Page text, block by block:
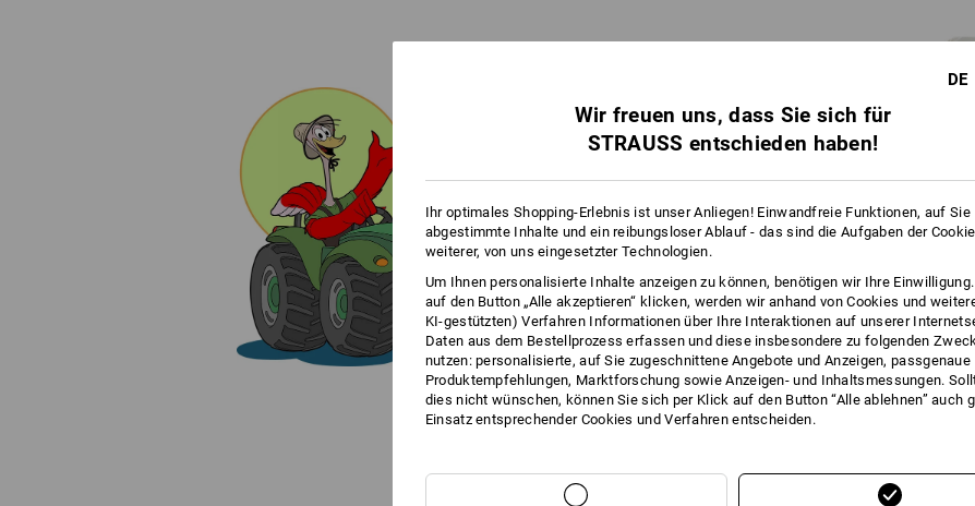
Engelbird ist ein Strauss.
Genauer: Ein Vogelstrauß.
Lange Geschichte: Schon Opa Engelbert hat
entschieden – der Strauß ziert seit hundert
Jahren das Familienlogo. In den Siebzigern
hat dann Sohn Norbert den Ur-Cartoon
entwickelt: Ein Proto-Engelbird weist in den
Strauss-Katalogen mit Witz und Weitsicht
auf Schnäppchen hin.
DE
Wir freuen uns, dass Sie sich für
STRAUSS entschieden haben!
Ihr optimales Shopping-Erlebnis ist unser Anliegen! Einwandfreie Funktionen, auf Sie
abgestimmte Inhalte und ein reibungsloser Ablauf - das sind die Aufgaben der
weiterer, von uns eingesetzter Technologien.
Um Ihnen personalisierte Inhalte anzeigen zu können, benötigen wir Ihre
auf den Button „Alle akzeptieren“ klicken, werden wir anhand von Cookies und
KI-gestützten) Verfahren Informationen über Ihre Interaktionen auf unserer
Daten aus dem Bestellprozess erfassen und diese insbesondere zu folgenden
nutzen: personalisierte, auf Sie zugeschnittene Angebote und Anzeigen, passgenaue
Produktempfehlungen, Marktforschung sowie Anzeigen- und Inhaltsmessungen.
dies nicht wünschen, können Sie sich per Klick auf den Button “Alle ablehnen” auch
Einsatz entsprechender Cookies und Verfahren entscheiden.